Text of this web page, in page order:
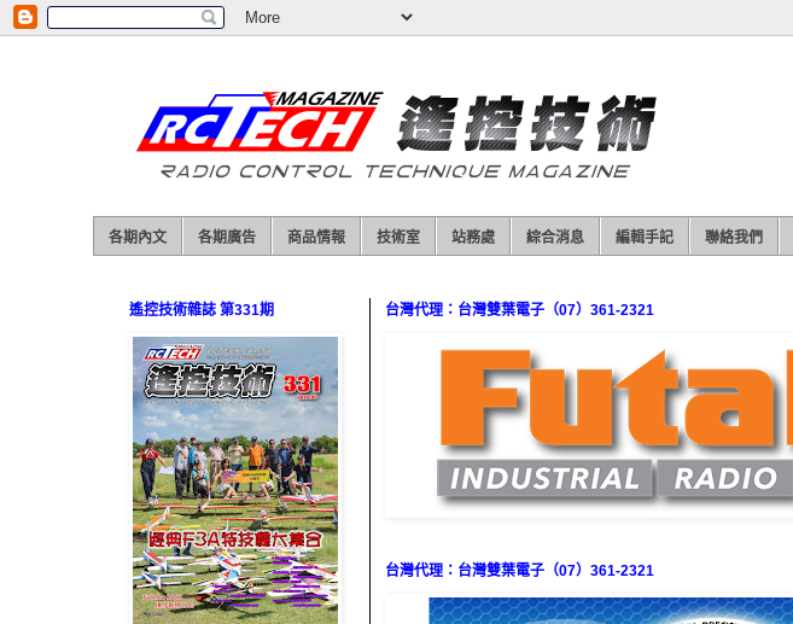
各期內文 各期廣告 商品情報 技術室 站務處 綜合消息 編輯手記 聯絡我們
台灣代理：台灣雙葉電子（07）361-2321
台灣代理：台灣雙葉電子（07）361-2321
遙控技術雜誌 第331期